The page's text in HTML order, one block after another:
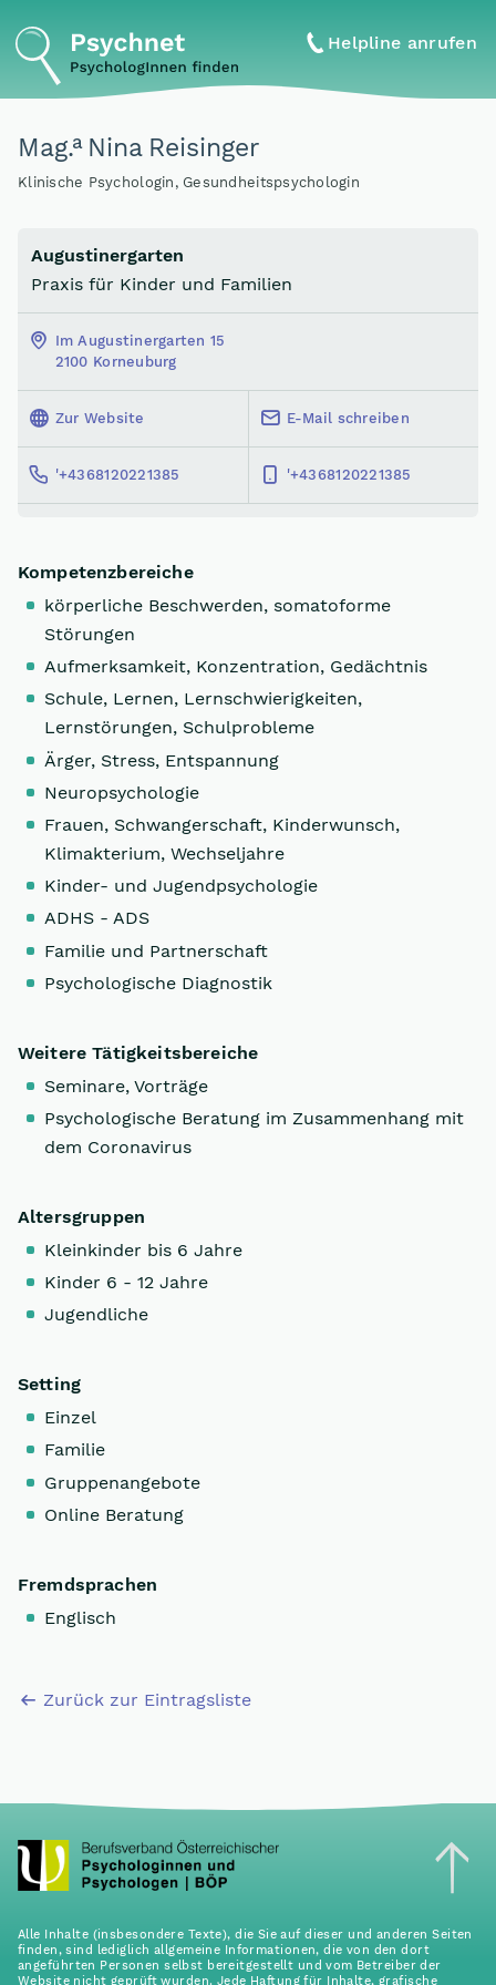
Helpline anrufen
Mag.aNina Reisinger
Klinische Psychologin, Gesundheitspsychologin
Augustinergarten
Praxis für Kinder und Familien
Im Augustinergarten 15
2100 Korneuburg
Zur Website E-Mail schreiben
'+4368120221385 '+4368120221385
Kompetenzbereiche
körperliche Beschwerden, somatoforme
Störungen
Aufmerksamkeit, Konzentration, Gedächtnis
Schule, Lernen, Lernschwierigkeiten,
Lernstörungen, Schulprobleme
Ärger, Stress, Entspannung
Neuropsychologie
Frauen, Schwangerschaft, Kinderwunsch,
Klimakterium, Wechseljahre
Kinder- und Jugendpsychologie
ADHS - ADS
Familie und Partnerschaft
Psychologische Diagnostik
Weitere Tätigkeitsbereiche
Seminare, Vorträge
Psychologische Beratung im Zusammenhang mit
dem Coronavirus
Altersgruppen
Kleinkinder bis 6 Jahre
Kinder 6 - 12 Jahre
Jugendliche
Setting
Einzel
Familie
Gruppenangebote
Online Beratung
Fremdsprachen
Englisch
Zurück zur Eintragsliste
Alle Inhalte (insbesondere Texte), die Sie auf dieser und anderen Seiten
finden, sind lediglich allgemeine Informationen, die von den dort
angeführten Personen selbst bereitgestellt und vom Betreiber der
Website nicht geprüft wurden. Jede Haftung für Inhalte, grafische